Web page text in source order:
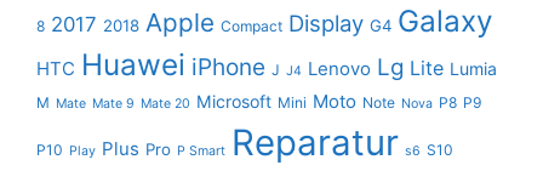
8 2017 2018 Apple Compact Display G4 Galaxy
HTC Huawei iPhone J J4 Lenovo Lg Lite Lumia
M Mate Mate 9 Mate 20 Microsoft Mini Moto Note Nova P8 P9
P10 Play Plus Pro P Smart Reparatur s6 S10